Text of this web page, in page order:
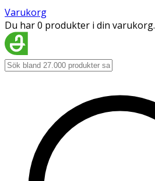
Varukorg
Du har 0 produkter i din varukorg.